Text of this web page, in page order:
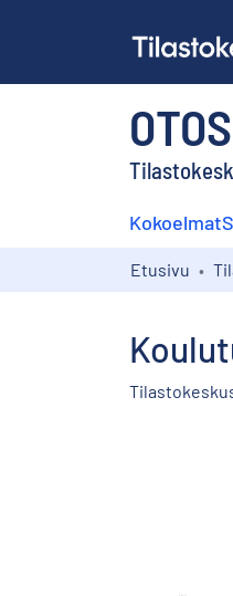
OTOS
Kokoelmat
Etusivu